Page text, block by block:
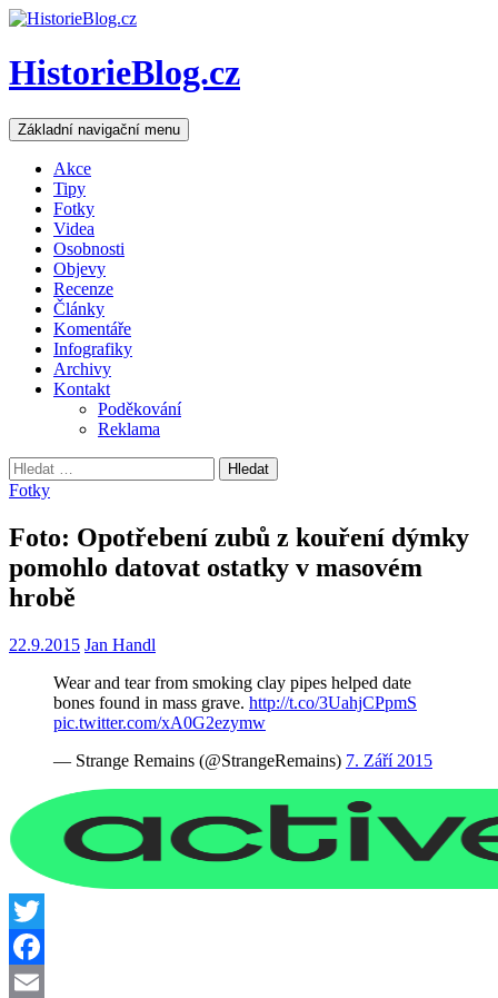
HistorieBlog.cz
Hledat
Základní navigační menu Přejít
k
Akce
Tipy
Fotky
Videa
Osobnosti
Objevy
Recenze
Články
Komentáře
Infografiky
Archivy
Kontakt
Poděkování
Reklama
Vyhledávání
Fotky
Foto: Opotřebení zubů z kouření dýmky
pomohlo datovat ostatky v masovém
hrobě
22.9.2015 Jan Handl
Wear and tear from smoking clay pipes helped date
bones found in mass grave. http://t.co/3UahjCPpmS
pic.twitter.com/xA0G2ezymw
— Strange Remains (@StrangeRemains) 7. Září 2015
Twitter
Facebook